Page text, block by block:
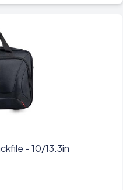
- 10/13.3in